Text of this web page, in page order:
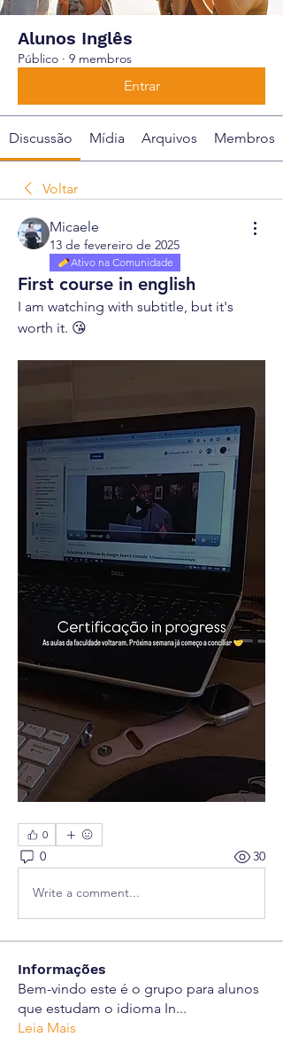
Alunos Inglês
Público · 9 membros
Entrar
Discussão Mídia Arquivos Membros
Voltar
Micaele
13 de fevereiro de 2025
Ativo na Comunidade
First course in english
I am watching with subtitle, but it's
worth it. 😘
0
0 30
Write a comment...
Informações
Bem-vindo este é o grupo para alunos
que estudam o idioma In...
Leia Mais